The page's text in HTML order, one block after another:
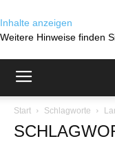
Inhalte anzeigen
Weitere Hinweise finden
Start Schlagworte